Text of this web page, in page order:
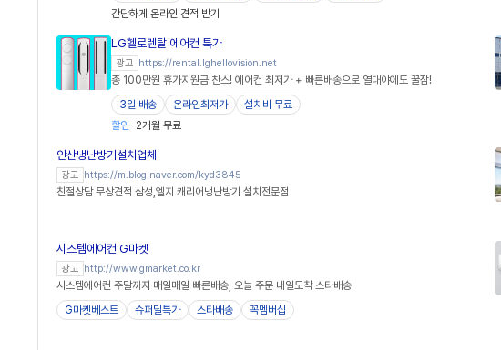
간단하게 온라인 견적 받기
LG헬로렌탈 에어컨 특가
광고 https://rental.lghellovision.net
총 100만원 휴가지원금 찬스! 에어컨 최저가 + 빠른배송으로 열대야에도 꿀잠!
3일 배송
온라인최저가
설치비 무료
할인
2개월 무료
안산냉난방기설치업체
광고 https://m.blog.naver.com/kyd3845
친절상담 무상견적 삼성,엘지 캐리어냉난방기 설치전문점
시스템에어컨 G마켓
광고 http://www.gmarket.co.kr
시스템에어컨 주말까지 매일매일 빠른배송, 오늘 주문 내일도착 스타배송
G마켓베스트
슈퍼딜특가 스타배송 꼭멤버십